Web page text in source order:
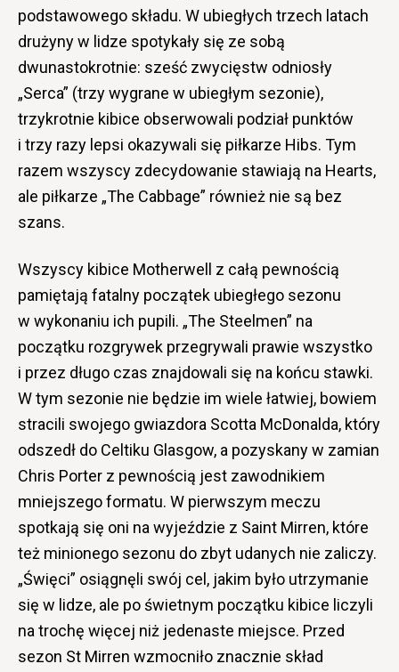
podstawowego składu. W ubiegłych trzech latach
drużyny w lidze spotykały się ze sobą
dwunastokrotnie: sześć zwycięstw odniosły
„Serca” (trzy wygrane w ubiegłym sezonie),
trzykrotnie kibice obserwowali podział punktów
i trzy razy lepsi okazywali się piłkarze Hibs. Tym
razem wszyscy zdecydowanie stawiają na Hearts,
ale piłkarze „The Cabbage” również nie są bez
szans.
Wszyscy kibice Motherwell z całą pewnością
pamiętają fatalny początek ubiegłego sezonu
w wykonaniu ich pupili. „The Steelmen” na
początku rozgrywek przegrywali prawie wszystko
i przez długo czas znajdowali się na końcu stawki.
W tym sezonie nie będzie im wiele łatwiej, bowiem
stracili swojego gwiazdora Scotta McDonalda, który
odszedł do Celtiku Glasgow, a pozyskany w zamian
Chris Porter z pewnością jest zawodnikiem
mniejszego formatu. W pierwszym meczu
spotkają się oni na wyjeździe z Saint Mirren, które
też minionego sezonu do zbyt udanych nie zaliczy.
„Święci” osiągnęli swój cel, jakim było utrzymanie
się w lidze, ale po świetnym początku kibice liczyli
na trochę więcej niż jedenaste miejsce. Przed
sezon St Mirren wzmocniło znacznie skład